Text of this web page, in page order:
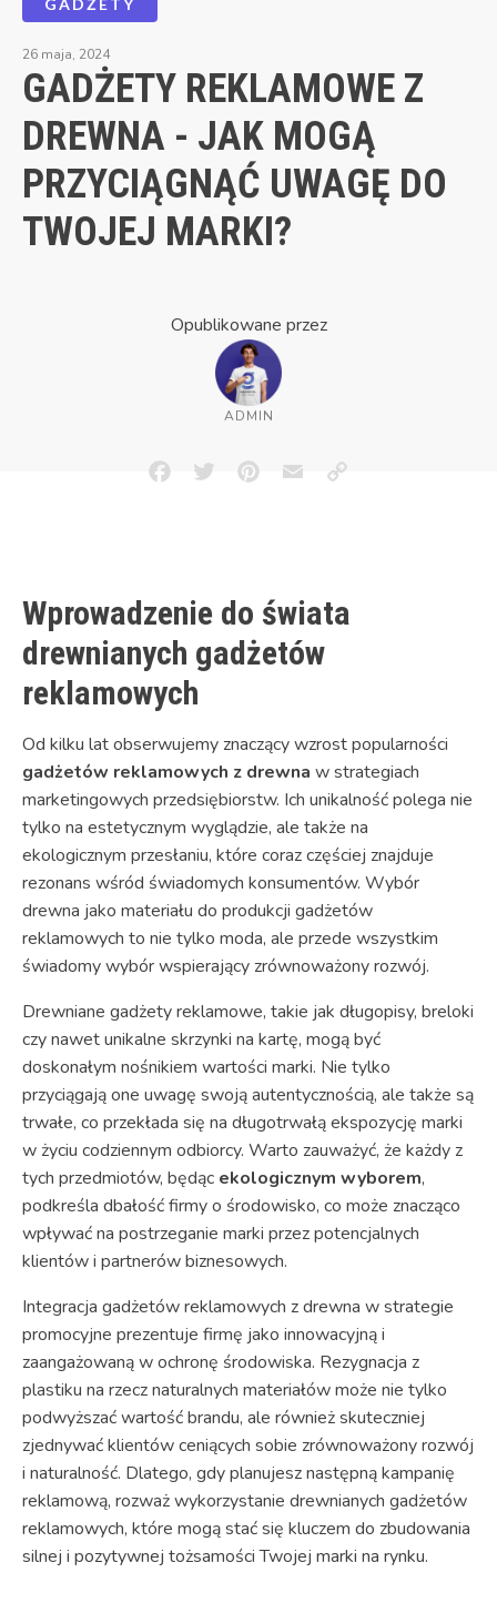
26 maja, 2024
GADŻETY REKLAMOWE Z
DREWNA - JAK MOGĄ
PRZYCIĄGNĄĆ UWAGĘ DO
TWOJEJ MARKI?
Opublikowane przez
ADMIN
FacebookTwitterPinterestEmailCopy
Wprowadzenie do świata
drewnianych gadżetów
reklamowych
Od kilku lat obserwujemy znaczący wzrost popularności
gadżetów reklamowych z drewna w strategiach
marketingowych przedsiębiorstw. Ich unikalność polega nie
tylko na estetycznym wyglądzie, ale także na
ekologicznym przesłaniu, które coraz częściej znajduje
rezonans wśród świadomych konsumentów. Wybór
drewna jako materiału do produkcji gadżetów
reklamowych to nie tylko moda, ale przede wszystkim
świadomy wybór wspierający zrównoważony rozwój.
Drewniane gadżety reklamowe, takie jak długopisy, breloki
czy nawet unikalne skrzynki na kartę, mogą być
doskonałym nośnikiem wartości marki. Nie tylko
przyciągają one uwagę swoją autentycznością, ale także są
trwałe, co przekłada się na długotrwałą ekspozycję marki
w życiu codziennym odbiorcy. Warto zauważyć, że każdy z
tych przedmiotów, będąc ekologicznym wyborem,
podkreśla dbałość firmy o środowisko, co może znacząco
wpływać na postrzeganie marki przez potencjalnych
klientów i partnerów biznesowych.
Integracja gadżetów reklamowych z drewna w strategie
promocyjne prezentuje firmę jako innowacyjną i
zaangażowaną w ochronę środowiska. Rezygnacja z
plastiku na rzecz naturalnych materiałów może nie tylko
podwyższać wartość brandu, ale również skuteczniej
zjednywać klientów ceniących sobie zrównoważony rozwój
i naturalność. Dlatego, gdy planujesz następną kampanię
reklamową, rozważ wykorzystanie drewnianych gadżetów
reklamowych, które mogą stać się kluczem do zbudowania
silnej i pozytywnej tożsamości Twojej marki na rynku.